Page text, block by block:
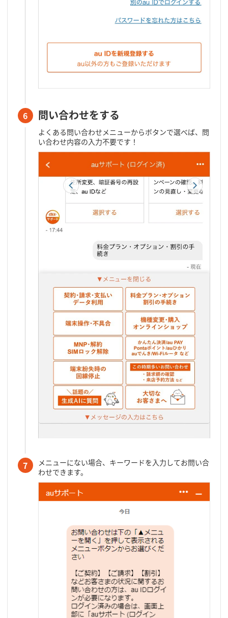
6 問い合わせをする
よくある問い合わせメニューからボタンで選べば、問
い合わせ内容の入力不要です！
7
メニューにない場合、キーワードを入力してお問い合
わせできます。